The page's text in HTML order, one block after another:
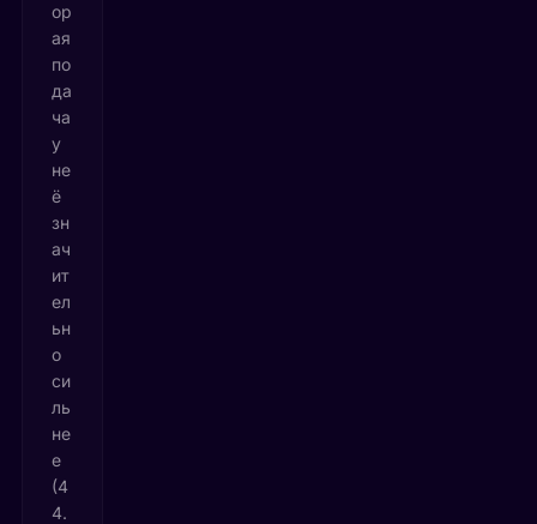
ор
ая
по
да
ча
у
не
ё
зн
ач
ит
ел
ьн
о
си
ль
не
е
(4
4.